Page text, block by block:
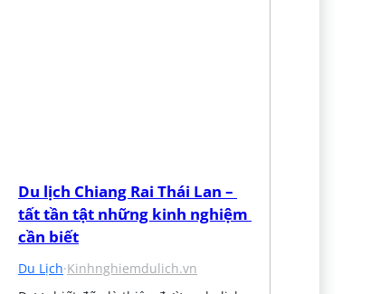
Du lịch Chiang Rai Thái Lan –
tất tần tật những kinh nghiệm
cần biết
Du Lịch·Kinhnghiemdulich.vn